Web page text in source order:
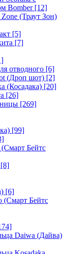
Bomber[12]
(Траут Зон)
[5]
[7]
отводного [6]
(Дроп шот) [2]
(Косадака) [20]
[26]
[269]
[99]
Бейтс
[8]
[6]
(Смарт Бейтс
Daiwa (Дайва)